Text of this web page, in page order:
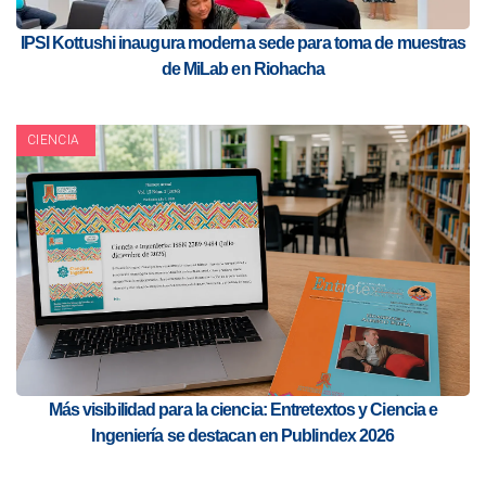
IPSI Kottushi inaugura moderna sede para toma de muestras
de MiLab en Riohacha
CIENCIA
Más visibilidad para la ciencia: Entretextos y Ciencia e
Ingeniería se destacan en Publindex 2026